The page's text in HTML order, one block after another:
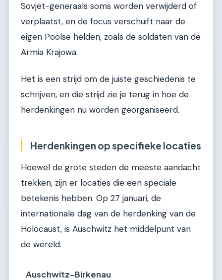
Sovjet-generaals soms worden verwijderd of
verplaatst, en de focus verschuift naar de
eigen Poolse helden, zoals de soldaten van de
Armia Krajowa.
Het is een strijd om de juiste geschiedenis te
schrijven, en die strijd zie je terug in hoe de
herdenkingen nu worden georganiseerd.
Herdenkingen op specifieke locaties
Hoewel de grote steden de meeste aandacht
trekken, zijn er locaties die een speciale
betekenis hebben. Op 27 januari, de
internationale dag van de herdenking van de
Holocaust, is Auschwitz het middelpunt van
de wereld.
Auschwitz-Birkenau